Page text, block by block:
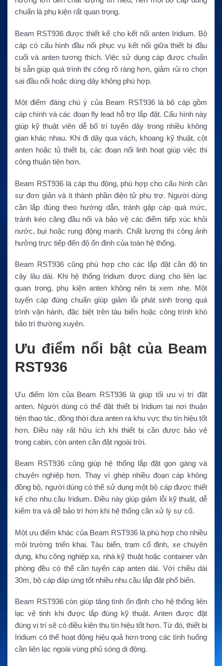
chuẩn là phụ kiện rất quan trọng.
Beam RST936 được thiết kế cho kết nối anten Iridium. Bộ
cáp có cấu hình đầu nối phục vụ kết nối giữa thiết bị đầu
cuối và anten tương thích. Việc sử dụng cáp được chuẩn
bị sẵn giúp quá trình thi công rõ ràng hơn, giảm rủi ro chọn
sai đầu nối hoặc dùng dây không phù hợp.
Một điểm đáng chú ý của Beam RST936 là bộ cáp gồm
cáp chính và các đoạn fly lead hỗ trợ lắp đặt. Cấu hình này
giúp kỹ thuật viên dễ bố trí tuyến dây trong nhiều không
gian khác nhau. Khi đi dây qua vách, khoang kỹ thuật, cột
anten hoặc tủ thiết bị, các đoạn nối linh hoạt giúp việc thi
công thuận tiện hơn.
Beam RST936 là cáp thụ động, phù hợp cho cấu hình cần
sự đơn giản và ít thành phần điện tử phụ trợ. Người dùng
cần lắp đúng theo hướng dẫn, tránh gập cáp quá mức,
tránh kéo căng đầu nối và bảo vệ các điểm tiếp xúc khỏi
nước, bụi hoặc rung động mạnh. Chất lượng thi công ảnh
hưởng trực tiếp đến độ ổn định của toàn hệ thống.
Beam RST936 cũng phù hợp cho các lắp đặt cần độ tin
cậy lâu dài. Khi hệ thống Iridium được dùng cho liên lạc
quan trọng, phụ kiện anten không nên bị xem nhẹ. Một
tuyến cáp đúng chuẩn giúp giảm lỗi phát sinh trong quá
trình vận hành, đặc biệt trên tàu biển hoặc công trình khó
bảo trì thường xuyên.
Ưu điểm nổi bật của Beam
RST936
Ưu điểm lớn của Beam RST936 là giúp tối ưu vị trí đặt
anten. Người dùng có thể đặt thiết bị Iridium tại nơi thuận
tiện thao tác, đồng thời đưa anten ra khu vực thu tín hiệu tốt
hơn. Điều này rất hữu ích khi thiết bị cần được bảo vệ
trong cabin, còn anten cần đặt ngoài trời.
Beam RST936 cũng giúp hệ thống lắp đặt gọn gàng và
chuyên nghiệp hơn. Thay vì ghép nhiều đoạn cáp không
đồng bộ, người dùng có thể sử dụng một bộ cáp được thiết
kế cho nhu cầu Iridium. Điều này giúp giảm lỗi kỹ thuật, dễ
kiểm tra và dễ bảo trì hơn khi hệ thống cần xử lý sự cố.
Một ưu điểm khác của Beam RST936 là phù hợp cho nhiều
môi trường triển khai. Tàu biển, trạm cố định, xe chuyên
dụng, khu công nghiệp xa, nhà kỹ thuật hoặc container văn
phòng đều có thể cần tuyến cáp anten dài. Với chiều dài
30m, bộ cáp đáp ứng tốt nhiều nhu cầu lắp đặt phổ biến.
Beam RST936 còn giúp tăng tính ổn định cho hệ thống liên
lạc vệ tinh khi được lắp đúng kỹ thuật. Anten được đặt
đúng vị trí sẽ có điều kiện thu tín hiệu tốt hơn. Từ đó, thiết bị
Iridium có thể hoạt động hiệu quả hơn trong các tình huống
cần liên lạc ngoài vùng phủ sóng di động.